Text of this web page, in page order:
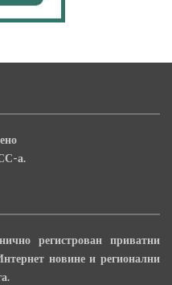
а.
регистрован приватни
новине и регионални